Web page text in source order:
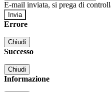
E-mail inviata, si prega di
Errore
Chiudi
Successo
Chiudi
Informazione